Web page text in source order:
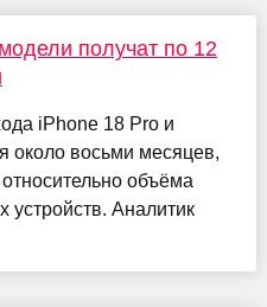
получат по 12
iPhone 18 Pro и
около восьми месяцев,
объёма
устройств. Аналитик